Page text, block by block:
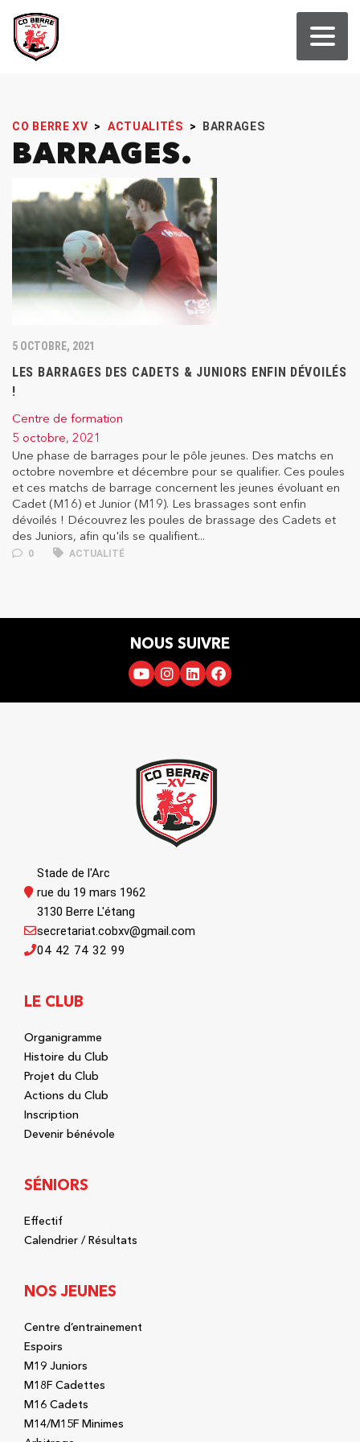
CO BERRE XV > ACTUALITÉS > BARRAGES
BARRAGES
5 OCTOBRE, 2021
LES BARRAGES DES CADETS & JUNIORS ENFIN DÉVOILÉS
!
Centre de formation
5 octobre, 2021
Une phase de barrages pour le pôle jeunes. Des matchs en
octobre novembre et décembre pour se qualifier. Ces poules
et ces matchs de barrage concernent les jeunes évoluant en
Cadet (M16) et Junior (M19). Les brassages sont enfin
dévoilés ! Découvrez les poules de brassage des Cadets et
des Juniors, afin qu'ils se qualifient...
0 ACTUALITÉ
NOUS SUIVRE
Stade de l'Arc
rue du 19 mars 1962
3130 Berre L'étang
04 42 74 32 99
secretariat.cobxv@gmail.com
LE CLUB
Organigramme
Histoire du Club
Projet du Club
Actions du Club
Inscription
Devenir bénévole
SÉNIORS
Effectif
Calendrier / Résultats
NOS JEUNES
Centre d’entrainement
Espoirs
M19 Juniors
M18F Cadettes
M16 Cadets
M14/M15F Minimes